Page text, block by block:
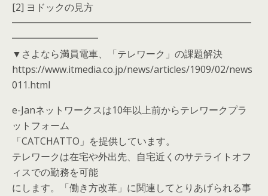
[2] ヨドックの見方
━━━━━━━━━━━━━━━━━━━━━━━━━
━━━━━━━━━
▼さよなら満員電車、「テレワーク」の課題解決
https://www.itmedia.co.jp/news/articles/1909/02/news
011.html
e-Janネットワークスは10年以上前からテレワークプラ
ットフォーム
「CATCHATTO」を提供しています。
テレワークは在宅や外出先、自宅近くのサテライトオフ
ィスでの勤務を可能
にします。「働き方改革」に関連してとりあげられる事